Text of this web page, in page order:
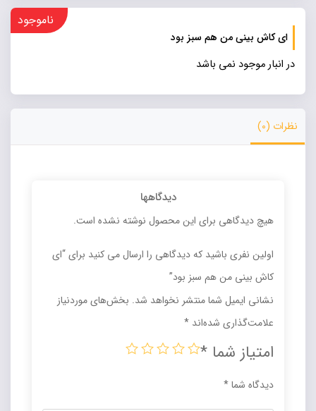
ای کاش بینی من هم سبز بود
ناموجود
در انبار موجود نمی باشد
نظرات (0)
دیدگاهها
هیچ دیدگاهی برای این محصول نوشته نشده است.
اولین نفری باشید که دیدگاهی را ارسال می کنید برای “ای
کاش بینی من هم سبز بود”
نشانی ایمیل شما منتشر نخواهد شد. بخش‌های موردنیاز
علامت‌گذاری شده‌اند *
امتیاز شما *
دیدگاه شما*